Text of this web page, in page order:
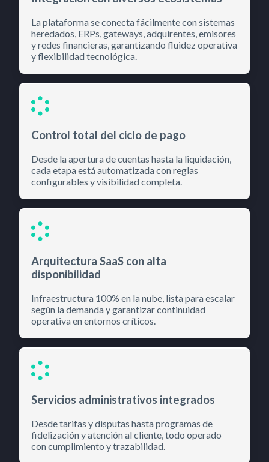
La plataforma se conecta fácilmente con sistemas
heredados, ERPs, gateways, adquirentes, emisores
y redes financieras, garantizando fluidez operativa
y flexibilidad tecnológica.
Control total del ciclo de pago
Desde la apertura de cuentas hasta la liquidación,
cada etapa está automatizada con reglas
configurables y visibilidad completa.
Arquitectura SaaS con alta
disponibilidad
Infraestructura 100% en la nube, lista para escalar
según la demanda y garantizar continuidad
operativa en entornos críticos.
Servicios administrativos integrados
Desde tarifas y disputas hasta programas de
fidelización y atención al cliente, todo operado
con cumplimiento y trazabilidad.